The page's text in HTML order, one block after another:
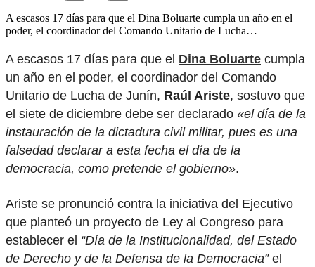
A escasos 17 días para que el Dina Boluarte cumpla un año en el
poder, el coordinador del Comando Unitario de Lucha…
A escasos 17 días para que el Dina Boluarte cumpla
un año en el poder, el coordinador del Comando
Unitario de Lucha de Junín, Raúl Ariste, sostuvo que
el siete de diciembre debe ser declarado «el día de la
instauración de la dictadura civil militar, pues es una
falsedad declarar a esta fecha el día de la
democracia, como pretende el gobierno».
Ariste se pronunció contra la iniciativa del Ejecutivo
que planteó un proyecto de Ley al Congreso para
establecer el “Día de la Institucionalidad, del Estado
de Derecho y de la Defensa de la Democracia”el